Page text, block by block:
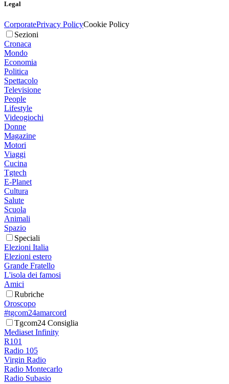
Legal
CorporatePrivacy PolicyCookie Policy
Sezioni
Cronaca
Mondo
Economia
Politica
Spettacolo
Televisione
People
Lifestyle
Videogiochi
Donne
Magazine
Motori
Viaggi
Cucina
Tgtech
E-Planet
Cultura
Salute
Scuola
Animali
Spazio
Speciali
Elezioni Italia
Elezioni estero
Grande Fratello
L'isola dei famosi
Amici
Rubriche
Oroscopo
#tgcom24amarcord
Tgcom24 Consiglia
Mediaset Infinity
R101
Radio 105
Virgin Radio
Radio Montecarlo
Radio Subasio